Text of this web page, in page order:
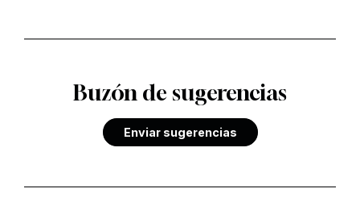
Buzón de sugerencias
Enviar sugerencias